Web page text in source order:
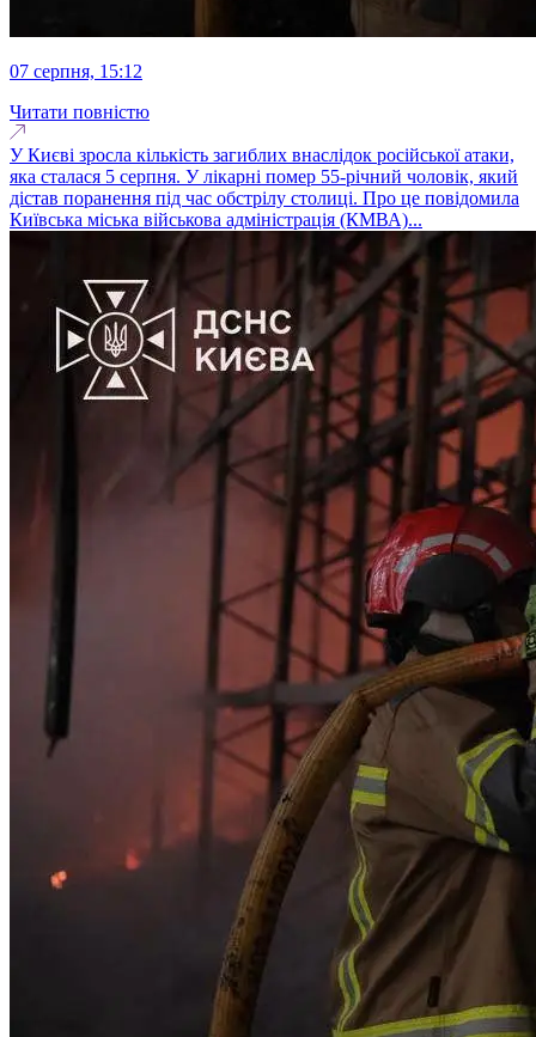
07 серпня, 15:12
Читати повністю
У Києві зросла кількість загиблих внаслідок російської атаки,
яка сталася 5 серпня. У лікарні помер 55-річний чоловік, який
дістав поранення під час обстрілу столиці. Про це повідомила
Київська міська військова адміністрація (КМВА)...